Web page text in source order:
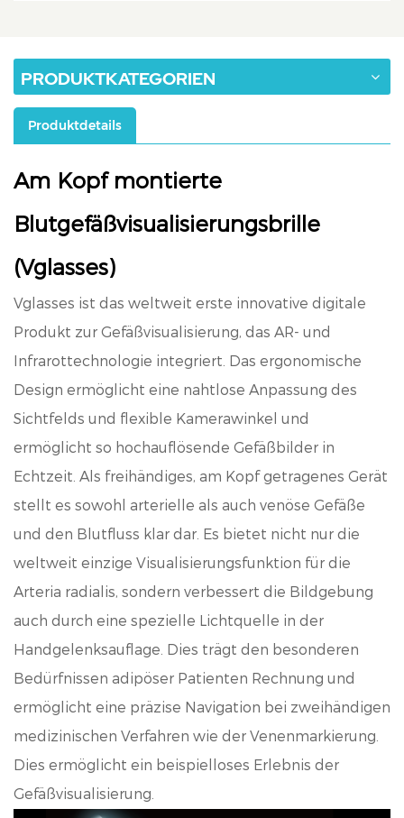
PRODUKTKATEGORIEN
Produktdetails
Am Kopf montierte
Blutgefäßvisualisierungsbrille
(Vglasses)
Vglasses ist das weltweit erste innovative digitale
Produkt zur Gefäßvisualisierung, das AR- und
Infrarottechnologie integriert. Das ergonomische
Design ermöglicht eine nahtlose Anpassung des
Sichtfelds und flexible Kamerawinkel und
ermöglicht so hochauflösende Gefäßbilder in
Echtzeit. Als freihändiges, am Kopf getragenes Gerät
stellt es sowohl arterielle als auch venöse Gefäße
und den Blutfluss klar dar. Es bietet nicht nur die
weltweit einzige Visualisierungsfunktion für die
Arteria radialis, sondern verbessert die Bildgebung
auch durch eine spezielle Lichtquelle in der
Handgelenksauflage. Dies trägt den besonderen
Bedürfnissen adipöser Patienten Rechnung und
ermöglicht eine präzise Navigation bei zweihändigen
medizinischen Verfahren wie der Venenmarkierung.
Dies ermöglicht ein beispielloses Erlebnis der
Gefäßvisualisierung.